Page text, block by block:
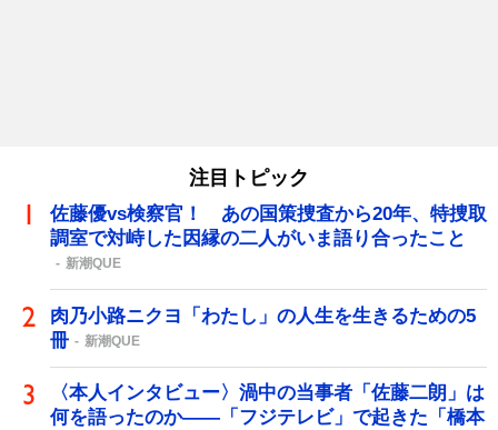
注目トピック
佐藤優vs検察官！ あの国策捜査から20年、特捜取
調室で対峙した因縁の二人がいま語り合ったこと
新潮QUE
肉乃小路ニクヨ「わたし」の人生を生きるための5
冊
新潮QUE
〈本人インタビュー〉渦中の当事者「佐藤二朗」は
何を語ったのか――「フジテレビ」で起きた「橋本